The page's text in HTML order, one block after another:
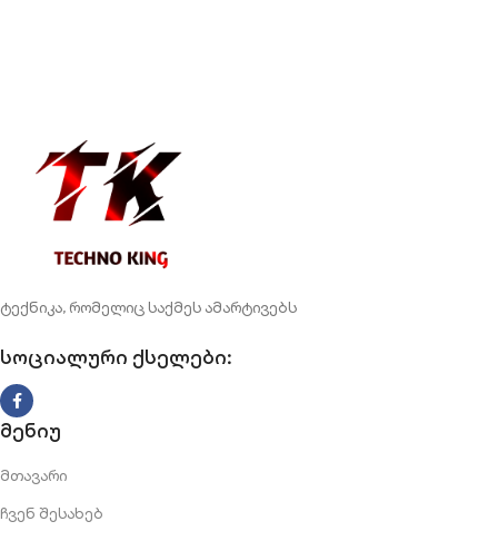
ტექნიკა, რომელიც საქმეს ამარტივებს
სოციალური ქსელები:
მენიუ
მთავარი
ჩვენ შესახებ